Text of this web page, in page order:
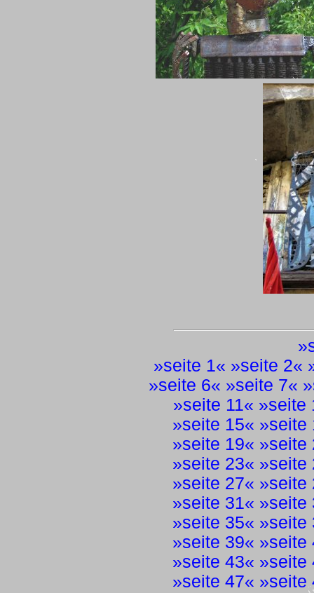
»
»seite 1« »seite 2«
»seite 6« »seite 7« »
»seite 11« »seite
»seite 15« »seite
»seite 19« »seite
»seite 23« »seite
»seite 27« »seite
»seite 31« »seite
»seite 35« »seite
»seite 39« »seite
»seite 43« »seite
»seite 47« »seite